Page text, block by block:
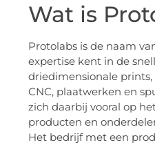
Wat is
Protolabs is de naam
expertise kent in de
driedimensionale
CNC, plaatwerken en
zich daarbij vooral op
producten en
Het bedrijf met een